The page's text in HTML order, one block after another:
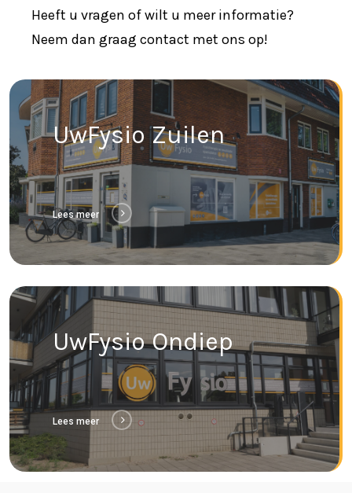
Heeft u vragen of wilt u meer informatie?
Neem dan graag contact met ons op!
UwFysio Zuilen
Lees meer
UwFysio Ondiep
Lees meer